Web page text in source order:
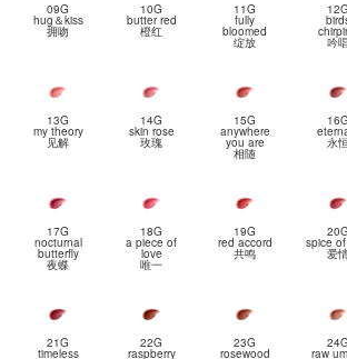
09G
hug＆kiss
拥吻
10G
butter red
橙红
11G
fully
bloomed
绽放
12G
吟
13G
my theory
见解
14G
skin rose
玫瑰
15G
anywhere
you are
相随
16G
永
17G
nocturnal
butterfly
夜蝶
18G
a piece of
love
唯一
19G
red accord
共鸣
20G
spice
爱
21G
timeless
22G
raspberry
23G
rosewood
24G
raw